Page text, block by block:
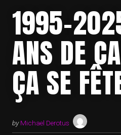
1995-
ANS DE
ÇA SE
by Michael Derotus